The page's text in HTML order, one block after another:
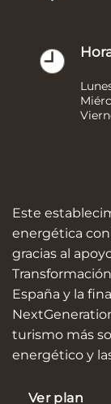
Este
energética con
gracias al
España y la
turismo más
energético y
Ver plan